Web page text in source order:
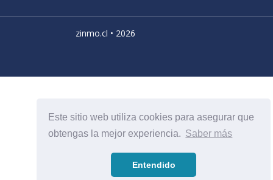
Este sitio web utiliza cookies para asegurar que
obtengas la mejor experiencia. Saber más
Entendido
zinmo.cl • 2026